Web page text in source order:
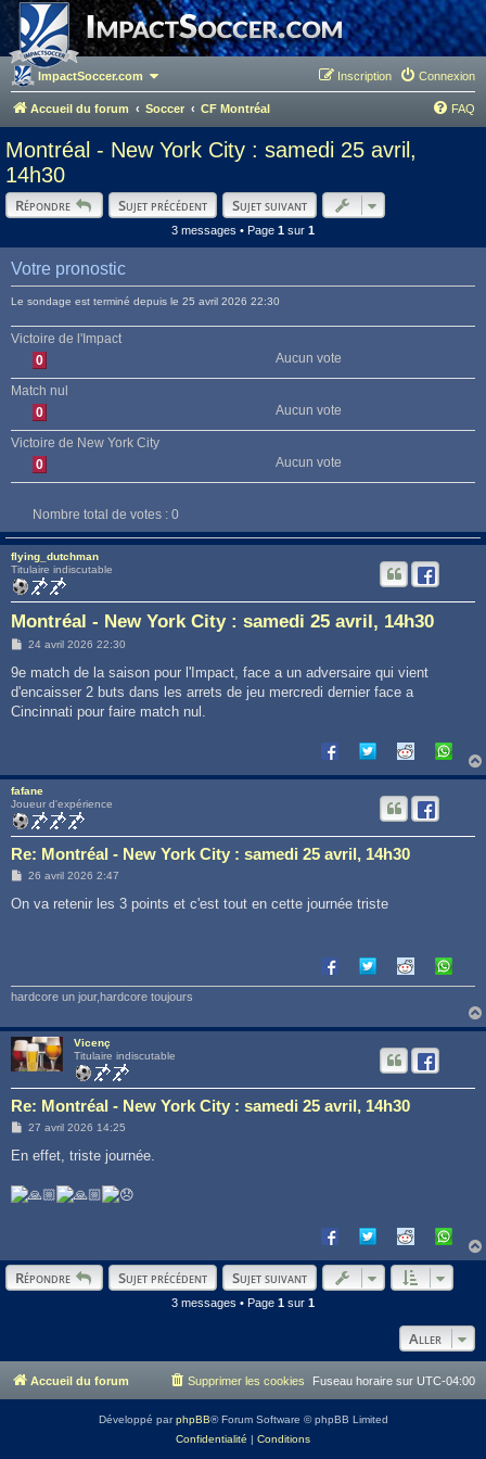
ImpactSoccer.com Connexion
Inscription
Accueil du forum Soccer CF Montréal FAQ
Montréal - New York City : samedi 25 avril,
14h30
Répondre Sujet précédent Sujet suivant
3 messages • Page 1 sur 1
Votre pronostic
Le sondage est terminé depuis le 25 avril 2026 22:30
Victoire de l'Impact
0
Aucun vote
Match nul
0
Aucun vote
Victoire de New York City
0
Aucun vote
Nombre total de votes : 0
flying_dutchman
Titulaire indiscutable
Montréal - New York City : samedi 25 avril, 14h30
M
s
a
g
24 avril 2026 22:30
9e match de la saison pour l'Impact, face a un adversaire qui vient
d'encaisser 2 buts dans les arrets de jeu mercredi dernier face a
Cincinnati pour faire match nul.
fafane
Joueur d'expérience
Re: Montréal - New York City : samedi 25 avril, 14h30
M
s
26 avril 2026 2:47
On va retenir les 3 points et c'est tout en cette journée triste
hardcore un jour,hardcore toujours
Vicenç
Titulaire indiscutable
Re: Montréal - New York City : samedi 25 avril, 14h30
M
s
g
e
27 avril 2026 14:25
En effet, triste journée.
Répondre Sujet précédent Sujet suivant
3 messages • Page 1 sur 1
Aller
Accueil du forum Fuseau horaire sur UTC-04:00
Supprimer les cookies
Développé parphpBB® Forum Software © phpBB Limited
Confidentialité | Conditions